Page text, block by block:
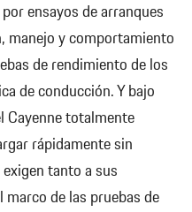
ensayos de arranques
manejo y comportamiento
de rendimiento de los
de conducción. Y bajo
Cayenne totalmente
rápidamente sin
tanto a sus
de las pruebas de